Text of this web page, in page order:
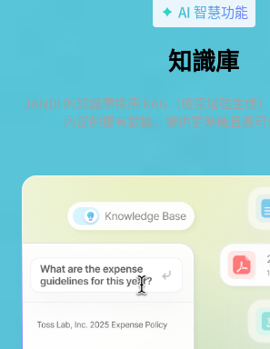
AI 智慧功能
知識庫
JANDI 的知識庫採用 RAG（檢索增強生成
內部的獨有數據，提供更準確且高可